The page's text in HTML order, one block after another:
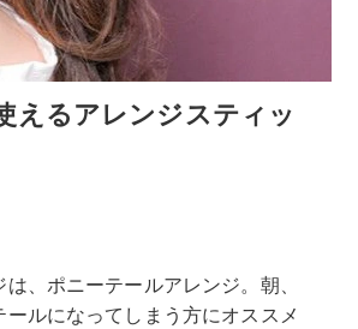
えるアレンジスティッ
、ポニーテールアレンジ。朝、
ルになってしまう方にオススメ